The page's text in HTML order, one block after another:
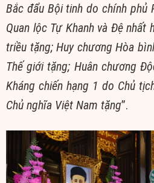
Bắc đẩu Bội tinh do chính phủ
Quan lộc Tự Khanh và Đệ nhất
triều tặng; Huy chương Hòa
Thế giới tặng; Huân chương
Kháng chiến hạng 1 do Chủ
Chủ nghĩa Việt Nam tặng”.